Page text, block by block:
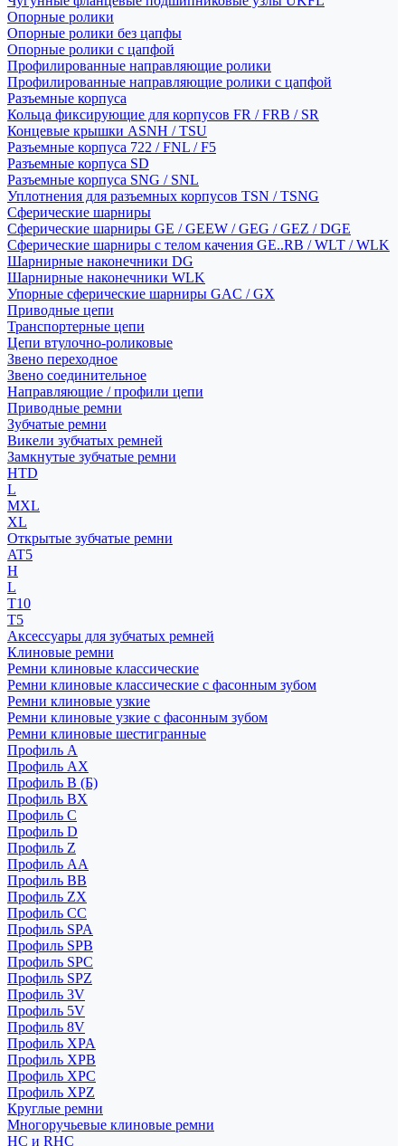
Опорные ролики
Опорные ролики без цапфы
Опорные ролики с цапфой
Профилированные направляющие ролики
Профилированные направляющие ролики с цапфой
Разъемные корпуса
Кольца фиксирующие для корпусов FR / FRB / SR
Концевые крышки ASNH / TSU
Разъемные корпуса 722 / FNL / F5
Разъемные корпуса SD
Разъемные корпуса SNG / SNL
Уплотнения для разъемных корпусов TSN / TSNG
Сферические шарниры
Сферические шарниры GE / GEEW / GEG / GEZ / DGE
Сферические шарниры с телом качения GE..RB / WLT / WLK
Шарнирные наконечники DG
Шарнирные наконечники WLK
Упорные сферические шарниры GAC / GX
Приводные цепи
Транспортерные цепи
Цепи втулочно-роликовые
Звено переходное
Звено соединительное
Направляющие / профили цепи
Приводные ремни
Зубчатые ремни
Викели зубчатых ремней
Замкнутые зубчатые ремни
HTD
L
MXL
XL
Открытые зубчатые ремни
AT5
H
L
T10
T5
Аксессуары для зубчатых ремней
Клиновые ремни
Ремни клиновые классические
Ремни клиновые классические с фасонным зубом
Ремни клиновые узкие
Ремни клиновые узкие с фасонным зубом
Ремни клиновые шестигранные
Профиль A
Профиль AX
Профиль B (Б)
Профиль BX
Профиль C
Профиль D
Профиль Z
Профиль АА
Профиль BB
Профиль ZX
Профиль CC
Профиль SPA
Профиль SPB
Профиль SPC
Профиль SPZ
Профиль 3V
Профиль 5V
Профиль 8V
Профиль XPA
Профиль XPB
Профиль XPC
Профиль XPZ
Круглые ремни
Многоручьевые клиновые ремни
HC и RHC